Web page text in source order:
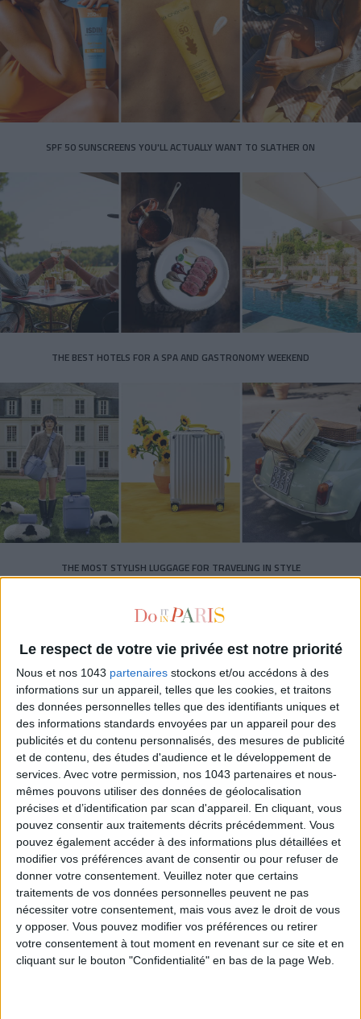
Le respect de votre vie privée est notre priorité
Nous et nos 1043 partenaires stockons et/ou accédons à des
informations sur un appareil, telles que les cookies, et traitons
des données personnelles telles que des identifiants uniques et
des informations standards envoyées par un appareil pour des
publicités et du contenu personnalisés, des mesures de publicité
et de contenu, des études d'audience et le développement de
services. Avec votre permission, nos 1043 partenaires et nous-
mêmes pouvons utiliser des données de géolocalisation
précises et d’identification par scan d'appareil. En cliquant, vous
pouvez consentir aux traitements décrits précédemment. Vous
pouvez également accéder à des informations plus détaillées et
modifier vos préférences avant de consentir ou pour refuser de
donner votre consentement. Veuillez noter que certains
traitements de vos données personnelles peuvent ne pas
nécessiter votre consentement, mais vous avez le droit de vous
y opposer. Vous pouvez modifier vos préférences ou retirer
votre consentement à tout moment en revenant sur ce site et en
cliquant sur le bouton "Confidentialité" en bas de la page Web.
SPF 50 SUNSCREENS YOU'LL ACTUALLY WANT TO SLATHER ON
THE BEST HOTELS FOR A SPA AND GASTRONOMY WEEKEND
THE MOST STYLISH LUGGAGE FOR TRAVELING IN STYLE
ÉLYSÉE - ÉTOILE: CHIC ADDRESSES TO REMEMBER